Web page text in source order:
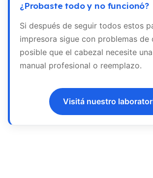
¿Probaste todo y no funcionó?
Si después de seguir todos estos
impresora sigue con problemas de
posible que el cabezal necesite
manual profesional o reemplazo.
Visitá nuestro